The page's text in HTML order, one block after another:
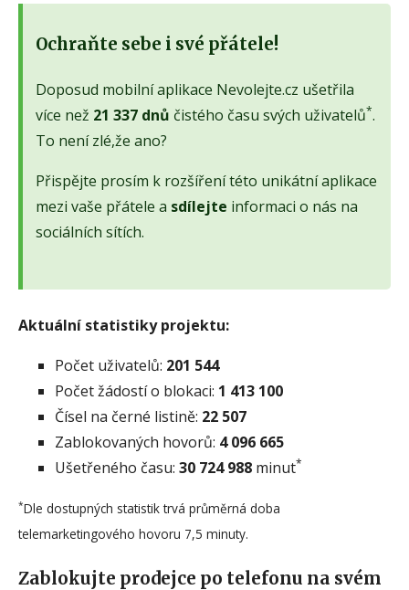
Ochraňte sebe i své přátele!
Doposud mobilní aplikace Nevolejte.cz ušetřila
více než 21 337 dnů čistého času svých uživatelů*.
To není zlé,že ano?
Přispějte prosím k rozšíření této unikátní aplikace
mezi vaše přátele a sdílejte informaci o nás na
sociálních sítích.
Aktuální statistiky projektu:
Počet uživatelů: 201 544
Počet žádostí o blokaci: 1 413 100
Čísel na černé listině: 22 507
Zablokovaných hovorů: 4 096 665
Ušetřeného času: 30 724 988 minut*
*Dle dostupných statistik trvá průměrná doba
telemarketingového hovoru 7,5 minuty.
Zablokujte prodejce po telefonu na svém